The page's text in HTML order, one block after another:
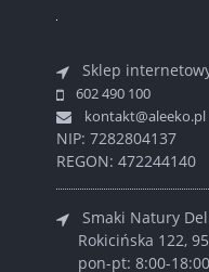
Sklep
602 490 100
kontakt@aleeko.pl
NIP: 7282804137
REGON: 472244140
Smaki Natury
Rokicińska 122,
pon-pt: 8:00-